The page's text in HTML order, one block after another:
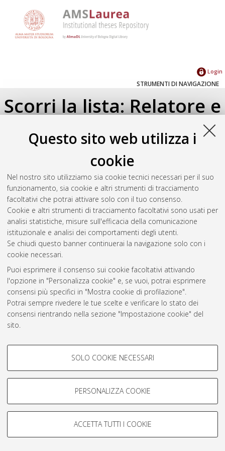
Questo sito web utilizza i
cookie
Nel nostro sito utilizziamo sia cookie tecnici necessari per il suo
funzionamento, sia cookie e altri strumenti di tracciamento
facoltativi che potrai attivare solo con il tuo consenso.
Cookie e altri strumenti di tracciamento facoltativi sono usati per
analisi statistiche, misure sull'efficacia della comunicazione
istituzionale e analisi dei comportamenti degli utenti.
Se chiudi questo banner continuerai la navigazione solo con i
cookie necessari.
Puoi esprimere il consenso sui cookie facoltativi attivando
l'opzione in "Personalizza cookie" e, se vuoi, potrai esprimere
consensi più specifici in "Mostra cookie di profilazione".
Potrai sempre rivedere le tue scelte e verificare lo stato dei
consensi rientrando nella sezione "Impostazione cookie" del
sito.
COOKIE DI PROFILAZIONE -
Si tratta di cookie utilizzati per analizzare le caratteristiche della
navigazione degli utenti, creare profili in base al loro comportamento
Mostra cookie di profilazione
COOKIE TECNICI - NECESSARI
SOLO COOKIE NECESSARI
PERSONALIZZA COOKIE
ACCETTA TUTTI I COOKIE
Login
STRUMENTI DI NAVIGAZIONE
Scorri la lista: Relatore e
Correlatore
Seleziona un valore dall'elenco sottostante.
2024(1)
2023(1)
Atom
Rss 1.0
AMS Laurea
Servizio implementato e gestito da AlmaDL
Condizioni d’uso del sito